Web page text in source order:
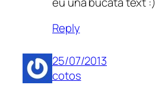
Reply
25/07/2013
cotos